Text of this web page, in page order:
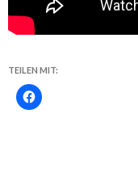
TEILEN MIT: